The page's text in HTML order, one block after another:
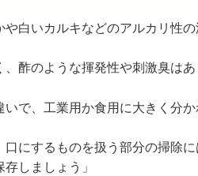
白いカルキなどのアルカリ性の
、酢のような揮発性や刺激臭はあ
で、工業用か食用に大きく分か
口にするものを扱う部分の掃除
しましょう」